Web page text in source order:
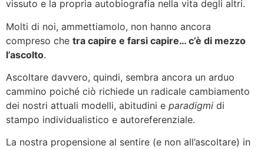
vissuto e la propria autobiografia nella vita degli altri.
Molti di noi, ammettiamolo, non hanno ancora
compreso che tra capire e farsi capire… c’è di mezzo
l’ascolto.
Ascoltare davvero, quindi, sembra ancora un arduo
cammino poiché ciò richiede un radicale cambiamento
dei nostri attuali modelli, abitudini e paradigmi di
stampo individualistico e autoreferenziale.
La nostra propensione al sentire (e non all’ascoltare) in